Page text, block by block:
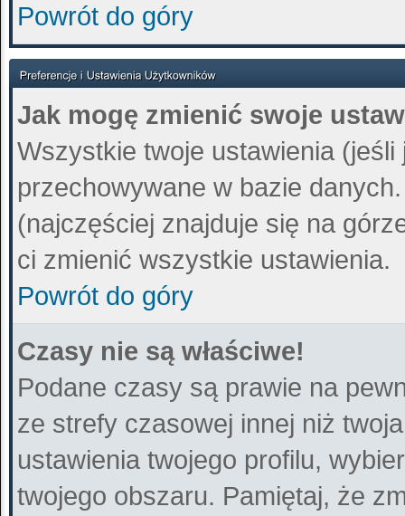
Powrót do góry
Jak mogę zmienić swoje
Wszystkie twoje ustawienia
przechowywane w bazie
(najczęściej znajduje się na
ci zmienić wszystkie ustawienia.
Powrót do góry
Czasy nie są właściwe!
Podane czasy są prawie na
ze strefy czasowej innej niż
ustawienia twojego profilu,
twojego obszaru. Pamiętaj, że